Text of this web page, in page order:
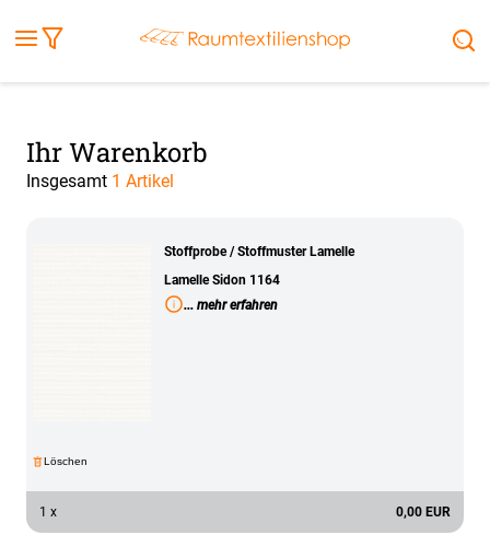
Außenrollo
Stoffe
Markise Sonnensegel
Ihr Warenkorb
Insgesamt 1 Artikel
Stoffprobe / Stoffmuster Lamelle
Lamelle Sidon 1164
... mehr erfahren
Löschen
0,00 EUR
1 x